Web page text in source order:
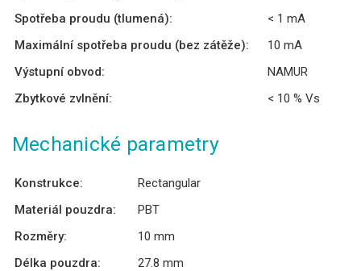
Spotřeba proudu (tlumená):
< 1 mA
Maximální spotřeba proudu (bez zátěže):
10 mA
Výstupní obvod:
NAMUR
Zbytkové zvlnění:
< 10 % Vs
Mechanické parametry
Konstrukce:
Rectangular
Materiál pouzdra:
PBT
Rozměry:
10 mm
Délka pouzdra:
27.8 mm